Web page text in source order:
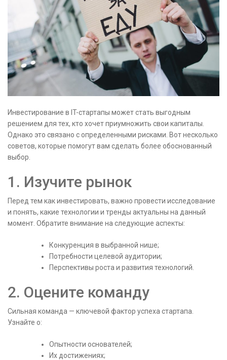
Инвестирование в IT-стартапы может стать выгодным
решением для тех, кто хочет приумножить свои капиталы.
Однако это связано с определенными рисками. Вот несколько
советов, которые помогут вам сделать более обоснованный
выбор.
1. Изучите рынок
Перед тем как инвестировать, важно провести исследование
и понять, какие технологии и тренды актуальны на данный
момент. Обратите внимание на следующие аспекты:
Конкуренция в выбранной нише;
Потребности целевой аудитории;
Перспективы роста и развития технологий.
2. Оцените команду
Сильная команда — ключевой фактор успеха стартапа.
Узнайте о:
Опытности основателей;
Их достижениях;